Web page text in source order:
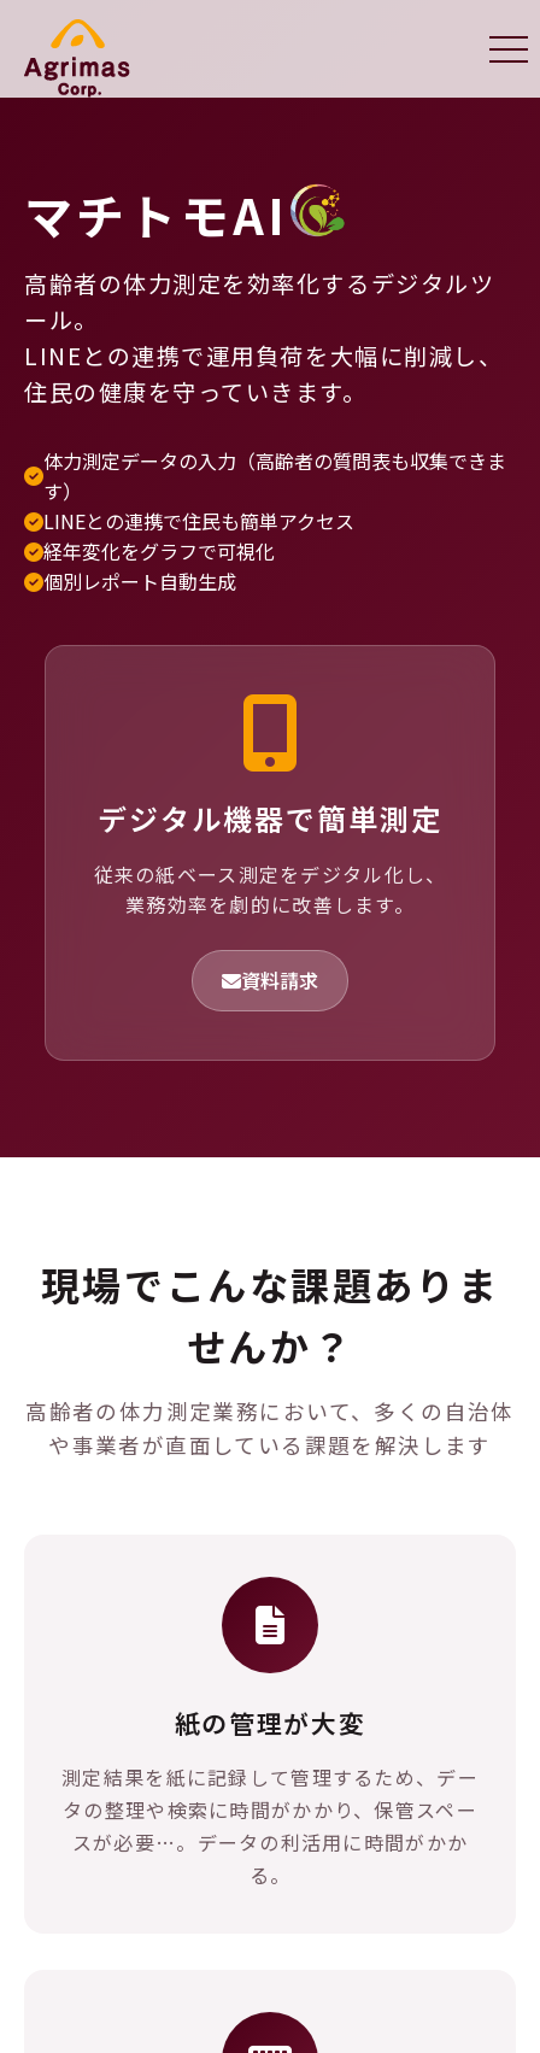
マチトモAI
高齢者の体力測定を効率化するデジタルツ
ール。
LINEとの連携で運用負荷を大幅に削減し、
住民の健康を守っていきます。
体力測定データの入力（高齢者の質問表も収集できま
す）
LINEとの連携で住民も簡単アクセス
経年変化をグラフで可視化
個別レポート自動生成
デジタル機器で簡単測定
従来の紙ベース測定をデジタル化し、
業務効率を劇的に改善します。
資料請求
現場でこんな課題ありま
せんか？
高齢者の体力測定業務において、多くの自治体
や事業者が直面している課題を解決します
紙の管理が大変
測定結果を紙に記録して管理するため、デー
タの整理や検索に時間がかかり、保管スペー
スが必要…。データの利活用に時間がかか
る。